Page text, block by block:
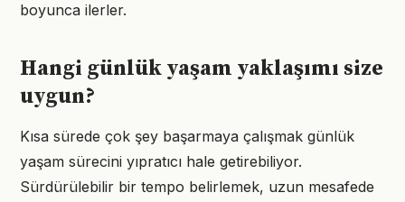
boyunca ilerler.
Hangi günlük yaşam yaklaşımı size
uygun?
Kısa sürede çok şey başarmaya çalışmak günlük
yaşam sürecini yıpratıcı hale getirebiliyor.
Sürdürülebilir bir tempo belirlemek, uzun mesafede